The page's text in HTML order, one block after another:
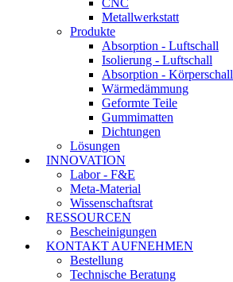
CNC
Metallwerkstatt
Produkte
Absorption - Luftschall
Isolierung - Luftschall
Absorption - Körperschall
Wärmedämmung
Geformte Teile
Gummimatten
Dichtungen
Lösungen
INNOVATION
Labor - F&E
Meta-Material
Wissenschaftsrat
RESSOURCEN
Bescheinigungen
KONTAKT AUFNEHMEN
Bestellung
Technische Beratung